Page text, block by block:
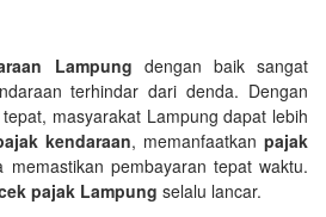
Lampung dengan baik sangat
terhindar dari denda. Dengan
masyarakat Lampung dapat lebih
kendaraan, memanfaatkan pajak
memastikan pembayaran tepat waktu.
pajak Lampung selalu lancar.